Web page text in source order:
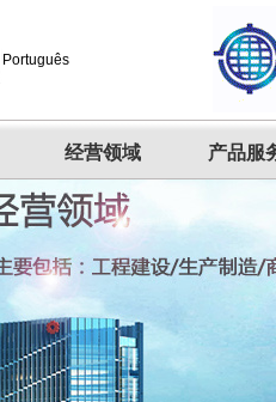
Português
经营领域 产品服